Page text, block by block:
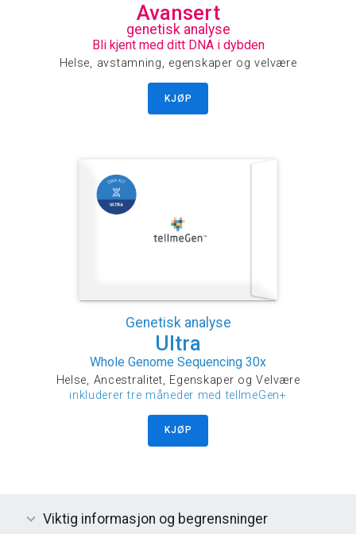
Avansert
genetisk analyse
Bli kjent med ditt DNA i dybden
Helse, avstamning, egenskaper og velvære
KJØP
Genetisk analyse
Ultra
Whole Genome Sequencing 30x
Helse, Ancestralitet, Egenskaper og Velvære
inkluderer tre måneder med tellmeGen+
KJØP
Viktig informasjon og begrensninger